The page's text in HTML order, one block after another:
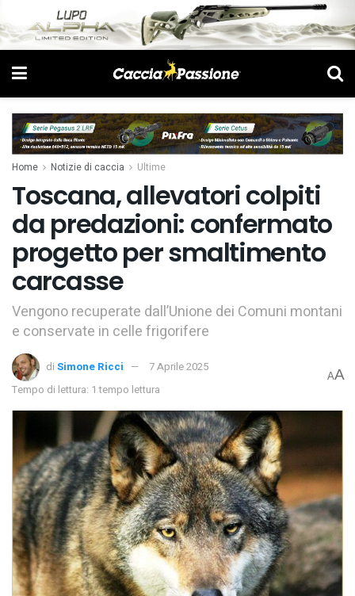
Home Notizie di caccia Ultime
Toscana, allevatori colpiti
da predazioni: confermato
progetto per smaltimento
carcasse
Vengono recuperate dall’Unione dei Comuni montani
e conservate in celle frigorifere
di Simone Ricci
7 Aprile 2025
Tempo di lettura: 1 tempo lettura
AA